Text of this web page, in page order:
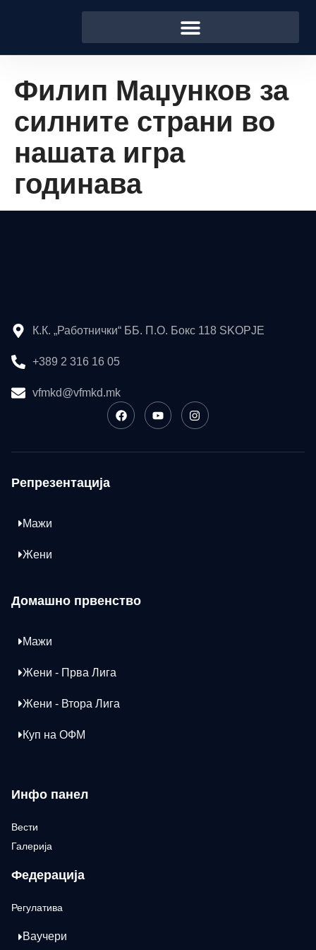
Филип Маџунков за
силните страни во
нашата игра
годинава
К.К. „Работнички“ ББ. П.О. Бокс 118 SKOPJE
+389 2 316 16 05
vfmkd@vfmkd.mk
Репрезентација
Мажи
Жени
Домашно првенство
Мажи
Жени - Прва Лига
Жени - Втора Лига
Куп на ОФМ
Инфо панел
Вести
Галерија
Федерација
Регулатива
Ваучери